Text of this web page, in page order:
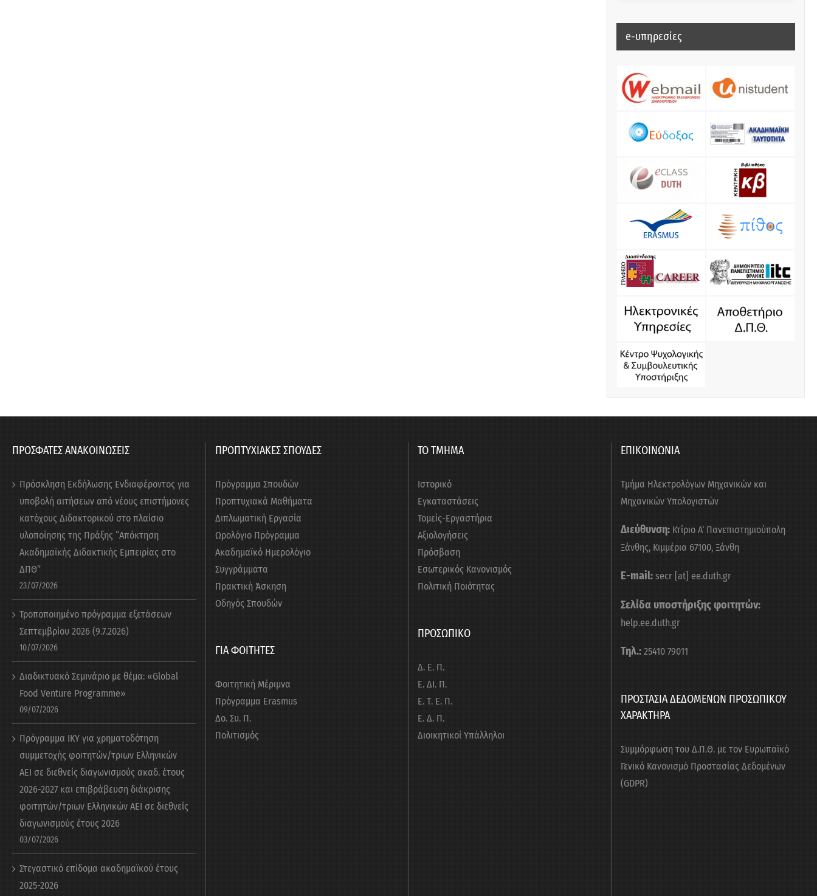
e-υπηρεσίες
ΠΡΟΣΦΑΤΕΣ ΑΝΑΚΟΙΝΩΣΕΙΣ
Πρόσκληση Εκδήλωσης Ενδιαφέροντος για
υποβολή αιτήσεων από νέους επιστήμονες
κατόχους Διδακτορικού στο πλαίσιο
υλοποίησης της Πράξης “Απόκτηση
Ακαδημαϊκής Διδακτικής Εμπειρίας στο
ΔΠΘ”
23/07/2026
Τροποποιημένο πρόγραμμα εξετάσεων
Σεπτεμβρίου 2026 (9.7.2026)
10/07/2026
Διαδικτυακό Σεμινάριο με θέμα: «Global
Food Venture Programme»
09/07/2026
Πρόγραμμα ΙΚΥ για χρηματοδότηση
συμμετοχής φοιτητών/τριων Ελληνικών
ΑΕΙ σε διεθνείς διαγωνισμούς ακαδ. έτους
2026-2027 και επιβράβευση διάκρισης
φοιτητών/τριων Ελληνικών ΑΕΙ σε διεθνείς
διαγωνισμούς έτους 2026
03/07/2026
Στεγαστικό επίδομα ακαδημαϊκού έτους
2025-2026
ΠΡΟΠΤΥΧΙΑΚΕΣ ΣΠΟΥΔΕΣ
Πρόγραμμα Σπουδών
Προπτυχιακά Μαθήματα
Διπλωματική Εργασία
Ωρολόγιο Πρόγραμμα
Ακαδημαϊκό Ημερολόγιο
Συγγράμματα
Πρακτική Άσκηση
Οδηγός Σπουδών
ΓΙΑ ΦΟΙΤΗΤΕΣ
Φοιτητική Μέριμνα
Πρόγραμμα Erasmus
Δο. Συ. Π.
Πολιτισμός
ΤΟ ΤΜΗΜΑ
Ιστορικό
Εγκαταστάσεις
Τομείς-Εργαστήρια
Αξιολογήσεις
Πρόσβαση
Εσωτερικός Κανονισμός
Πολιτική Ποιότητας
ΠΡΟΣΩΠΙΚΟ
Δ. Ε. Π.
Ε. ΔΙ. Π.
Ε. Τ. Ε. Π.
Ε. Δ. Π.
Διοικητικοί Υπάλληλοι
ΕΠΙΚΟΙΝΩΝΙΑ
Τμήμα Ηλεκτρολόγων Μηχανικών και
Μηχανικών Υπολογιστών
Διεύθυνση:Κτίριο Α΄ Πανεπιστημιούπολη
Ξάνθης, Κιμμέρια 67100, Ξάνθη
E-mail:secr [at] ee.duth.gr
Σελίδα υποστήριξης φοιτητών:
help.ee.duth.gr
Τηλ.: 25410 79011
ΠΡΟΣΤΑΣΙΑ ΔΕΔΟΜΕΝΩΝ ΠΡΟΣΩΠΙΚΟΥ
ΧΑΡΑΚΤΗΡΑ
Συμμόρφωση του Δ.Π.Θ. με τον Ευρωπαϊκό
Γενικό Κανονισμό Προστασίας Δεδομένων
(GDPR)